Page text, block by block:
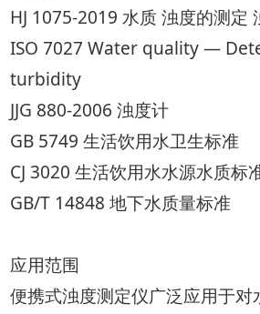
HJ 1075-2019 水质 浊度的测定
ISO 7027 Water quality —
turbidity
JJG 880-2006 浊度计
GB 5749 生活饮用水卫生标准
CJ 3020 生活饮用水水源水质标
GB/T 14848 地下水质量标准
应用范围
便携式浊度测定仪广泛应用于对